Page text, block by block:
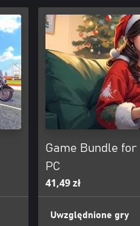
Game Bundle
PC
41,49 zł
Uwzględnione gry